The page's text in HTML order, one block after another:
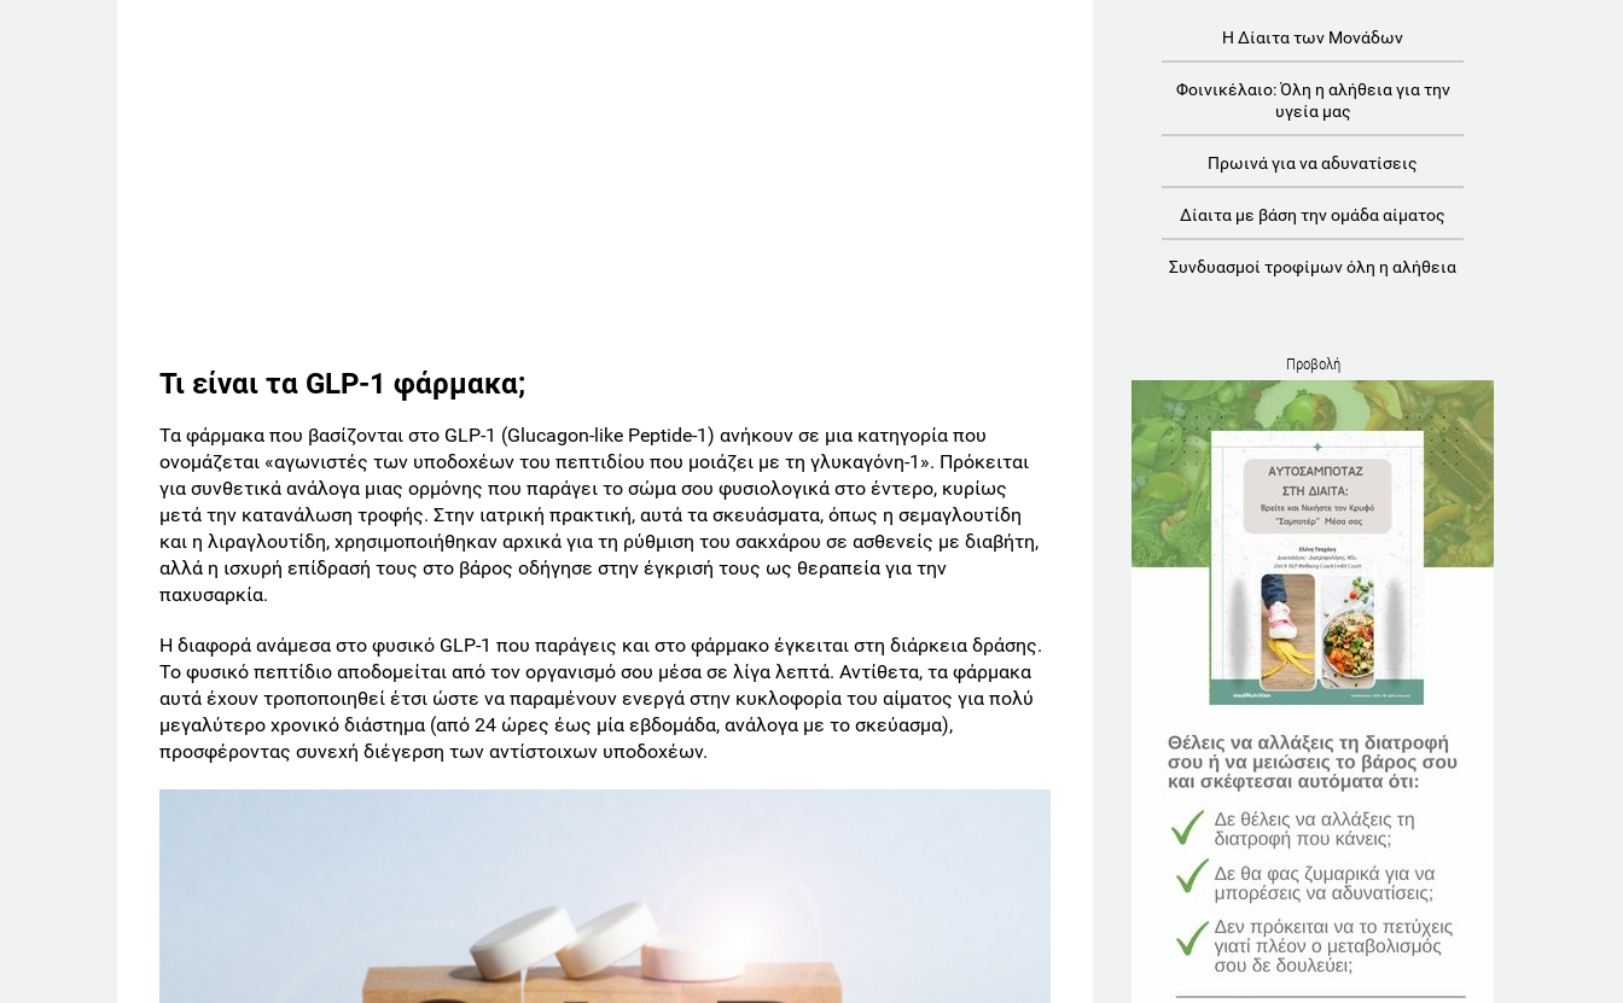
Τι είναι τα GLP-1 φάρμακα;
Τα φάρμακα που βασίζονται στο GLP-1 (Glucagon-like Peptide-1) ανήκουν σε μια κατηγορία που
ονομάζεται «αγωνιστές των υποδοχέων του πεπτιδίου που μοιάζει με τη γλυκαγόνη-1». Πρόκειται
για συνθετικά ανάλογα μιας ορμόνης που παράγει το σώμα σου φυσιολογικά στο έντερο, κυρίως
μετά την κατανάλωση τροφής. Στην ιατρική πρακτική, αυτά τα σκευάσματα, όπως η σεμαγλουτίδη
και η λιραγλουτίδη, χρησιμοποιήθηκαν αρχικά για τη ρύθμιση του σακχάρου σε ασθενείς με διαβήτη,
αλλά η ισχυρή επίδρασή τους στο βάρος οδήγησε στην έγκρισή τους ως θεραπεία για την
παχυσαρκία.
Η διαφορά ανάμεσα στο φυσικό GLP-1 που παράγεις και στο φάρμακο έγκειται στη διάρκεια δράσης.
Το φυσικό πεπτίδιο αποδομείται από τον οργανισμό σου μέσα σε λίγα λεπτά. Αντίθετα, τα φάρμακα
αυτά έχουν τροποποιηθεί έτσι ώστε να παραμένουν ενεργά στην κυκλοφορία του αίματος για πολύ
μεγαλύτερο χρονικό διάστημα (από 24 ώρες έως μία εβδομάδα, ανάλογα με το σκεύασμα),
προσφέροντας συνεχή διέγερση των αντίστοιχων υποδοχέων.
Η Δίαιτα των Μονάδων
Φοινικέλαιο: Όλη η αλήθεια για την
υγεία μας
Πρωινά για να αδυνατίσεις
Δίαιτα με βάση την ομάδα αίματος
Συνδυασμοί τροφίμων όλη η αλήθεια
Προβολή